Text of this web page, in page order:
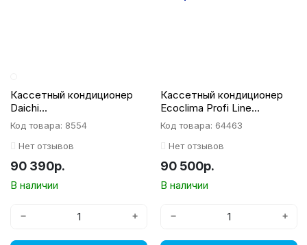
Кассетный кондиционер
Daichi
DA70ALCS1R/DF70ALS1R/D
PC06L
Код товара: 8554
Нет отзывов
90 390р.
В наличии
− +
Кассетный кондиционер
Ecoclima Profi Line
ECLCA/I-TC18/4R1A/ECL/I-
TC18/4R1A
Код товара: 64463
Нет отзывов
90 500р.
В наличии
− +